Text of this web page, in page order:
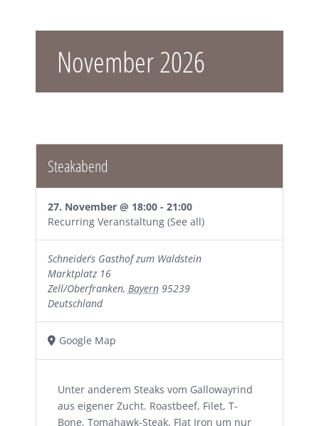
November 2026
Steakabend
27. November @ 18:00- 21:00
Recurring Veranstaltung (See all)
Schneider´s Gasthof zum Waldstein
Marktplatz 16
Zell/Oberfranken, Bayern 95239
Deutschland
Google Map
Unter anderem Steaks vom Gallowayrind
aus eigener Zucht. Roastbeef, Filet, T-
Bone, Tomahawk-Steak, Flat Iron um nur